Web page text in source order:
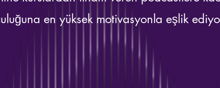
en yüksek motivasyonla eşlik